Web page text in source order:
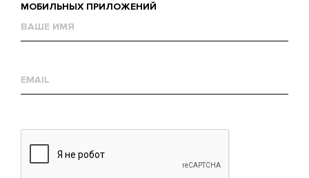
МОБИЛЬНЫХ ПРИЛОЖЕНИЙ
mail